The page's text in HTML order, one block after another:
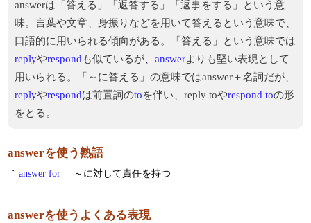
answerは「答える」「返答する」「返事をする」という意
味。言葉や文章、身振りなどを用いて答えるという意味で、
口語的に用いられる傾向がある。「答える」という意味では
replyやrespond も似ているが、 answerよりも堅い表現として
用いられる。「～に答える」の意味ではanswer＋名詞だが、
replyやrespondは前置詞のtoを伴い、reply toやrespond toの形
をとる。
answerを使う熟語
・ answer for ～に対して責任を持つ
answerを使うよくある表現